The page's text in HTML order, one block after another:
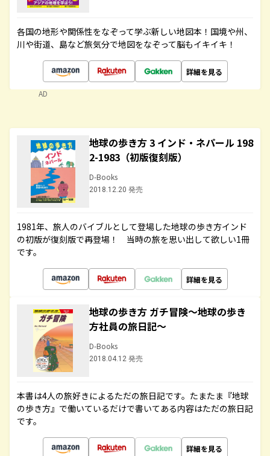
各国の地形や関係性をなぞって学ぶ新しい地図本！国境や州、
川や街道、島など旅気分で地図をなぞって脳もイキイキ！
詳細を見る
AD
地球の歩き方 3 インド・ネパール 198
2-1983（初版復刻版）
D-Books
2018.12.20 発売
1981年、旅人のバイブルとして登場した地球の歩き方インド
の初版が復刻版で再登場！ 当時の旅を思い出して欲しい1冊
です。
詳細を見る
地球の歩き方 ガチ冒険～地球の歩き
方社員の旅日記～
D-Books
2018.04.12 発売
本書は4人の旅好きによるただの旅日記です。たまたま『地球
の歩き方』で働いているだけで書いてある内容はただの旅日記
です。
詳細を見る